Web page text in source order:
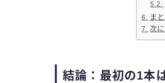
ま
次
結論：最初の1本